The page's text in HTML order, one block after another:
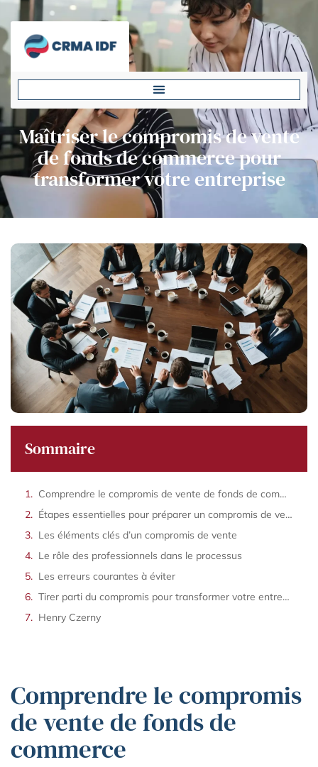
Maîtriser le compromis de vente
de fonds de commerce pour
transformer votre entreprise
Sommaire
Comprendre le compromis de vente de fonds de commerce
Étapes essentielles pour préparer un compromis de vente
Les éléments clés d’un compromis de vente
Le rôle des professionnels dans le processus
Les erreurs courantes à éviter
Tirer parti du compromis pour transformer votre entreprise
Henry Czerny
Comprendre le compromis
de vente de fonds de
commerce